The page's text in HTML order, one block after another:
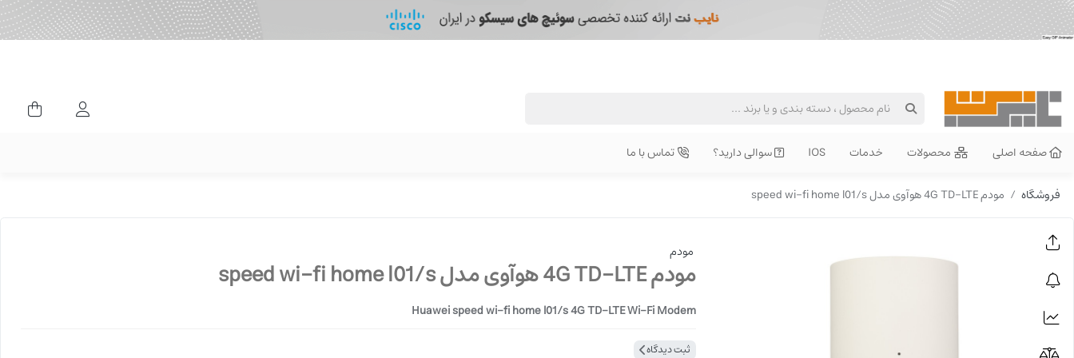
ورود کاربران
صفحه اصلی
محصولات خدمات IOS سوالی دارید؟ تماس با ما
فروشگاه مودم 4G TD-LTE هوآوی مدل speed wi-fi home l01/s
مودم
مودم 4G TD-LTE هوآوی مدل speed wi-fi home l01/s
Huawei speed wi-fi home l01/s 4G TD-LTE Wi-Fi Modem
ثبت دیدگاه